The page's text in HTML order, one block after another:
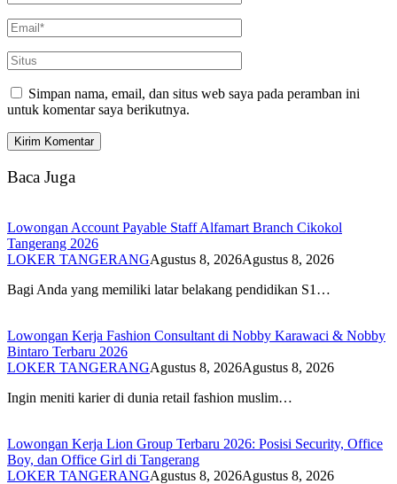
Simpan nama, email, dan situs web saya pada peramban ini
untuk komentar saya berikutnya.
Baca Juga
Lowongan Account Payable Staff Alfamart Branch Cikokol
Tangerang 2026
LOKER TANGERANGAgustus 8, 2026Agustus 8, 2026
Bagi Anda yang memiliki latar belakang pendidikan S1…
Lowongan Kerja Fashion Consultant di Nobby Karawaci & Nobby
Bintaro Terbaru 2026
LOKER TANGERANGAgustus 8, 2026Agustus 8, 2026
Ingin meniti karier di dunia retail fashion muslim…
Lowongan Kerja Lion Group Terbaru 2026: Posisi Security, Office
Boy, dan Office Girl di Tangerang
LOKER TANGERANGAgustus 8, 2026Agustus 8, 2026